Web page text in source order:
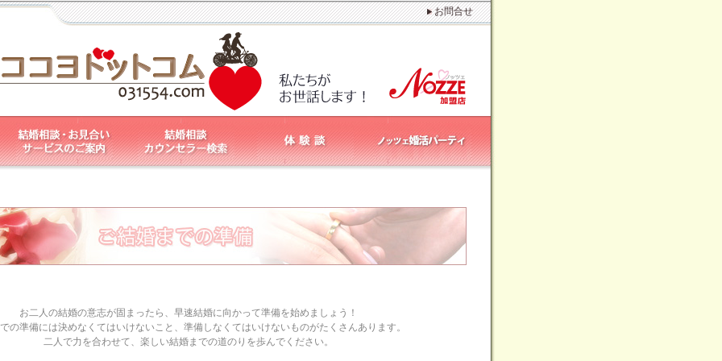
お問合せ
お二人の結婚の意志が固まったら、早速結婚に向かって準備を始めましょう！
の準備には決めなくてはいけないこと、準備しなくてはいけないものがたくさんあります。
二人で力を合わせて、楽しい結婚までの道のりを歩んでください。